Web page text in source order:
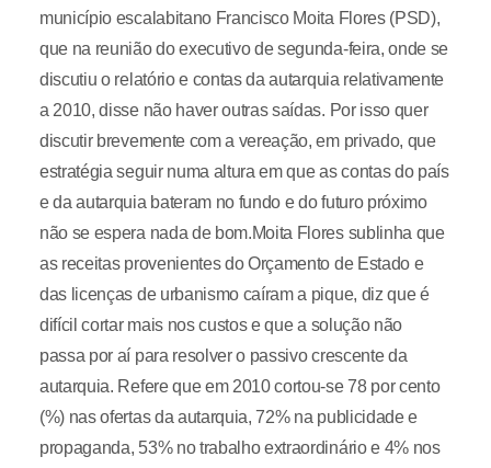
município escalabitano Francisco Moita Flores (PSD),
que na reunião do executivo de segunda-feira, onde se
discutiu o relatório e contas da autarquia relativamente
a 2010, disse não haver outras saídas. Por isso quer
discutir brevemente com a vereação, em privado, que
estratégia seguir numa altura em que as contas do país
e da autarquia bateram no fundo e do futuro próximo
não se espera nada de bom.Moita Flores sublinha que
as receitas provenientes do Orçamento de Estado e
das licenças de urbanismo caíram a pique, diz que é
difícil cortar mais nos custos e que a solução não
passa por aí para resolver o passivo crescente da
autarquia. Refere que em 2010 cortou-se 78 por cento
(%) nas ofertas da autarquia, 72% na publicidade e
propaganda, 53% no trabalho extraordinário e 4% nos